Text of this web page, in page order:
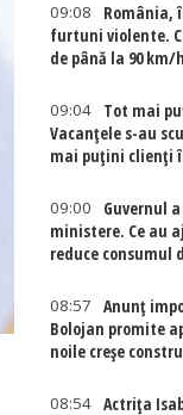
09:08
România,
furtuni violente.
de până la 90
09:04
Tot mai
Vacanțele s-au
mai puțini clienți
09:00
Guvernul
ministere. Ce au
reduce consumul
08:57
Anunț
Bolojan promite
noile creșe
08:54 Actriţa